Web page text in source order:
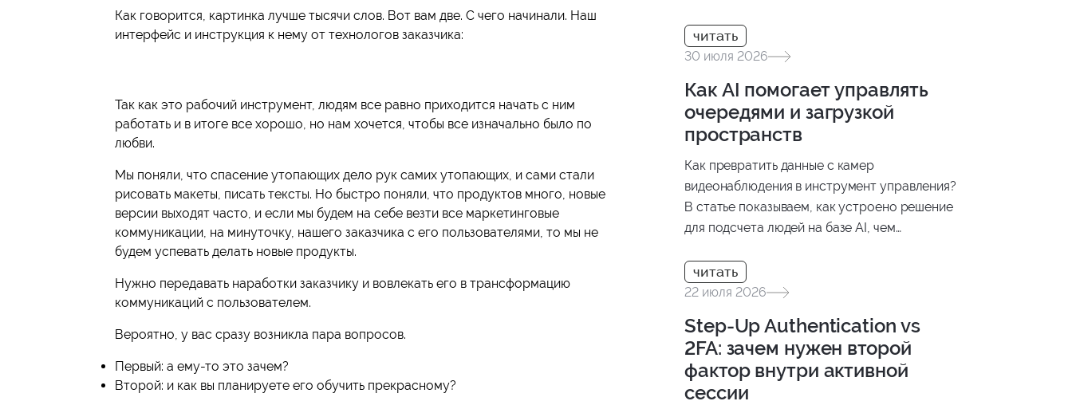
Как говорится, картинка лучше тысячи слов. Вот вам две. С чего начинали. Наш
интерфейс и инструкция к нему от технологов заказчика:
Так как это рабочий инструмент, людям все равно приходится начать с ним
работать и в итоге все хорошо, но нам хочется, чтобы все изначально было по
любви.
Мы поняли, что спасение утопающих дело рук самих утопающих, и сами стали
рисовать макеты, писать тексты. Но быстро поняли, что продуктов много, новые
версии выходят часто, и если мы будем на себе везти все маркетинговые
коммуникации, на минуточку, нашего заказчика с его пользователями, то мы не
будем успевать делать новые продукты.
Нужно передавать наработки заказчику и вовлекать его в трансформацию
коммуникаций с пользователем.
Вероятно, у вас сразу возникла пара вопросов.
Первый: а ему-то это зачем?
Второй: и как вы планируете его обучить прекрасному?
30 июля 2026
Как AI помогает управлять
очередями и загрузкой
пространств
Как превратить данные с камер
видеонаблюдения в инструмент управления?
В статье показываем, как устроено решение
для подсчета людей на базе AI, чем
результаты анализа интегрируются в бизнес-
процессы.
22 июля 2026
Step-Up Authentication vs
2FA: зачем нужен второй
фактор внутри активной
сессии